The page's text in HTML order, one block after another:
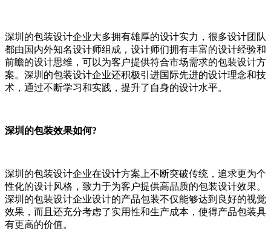
深圳的包装设计企业大多拥有雄厚的设计实力，很多设计团队
都由国内外知名设计师组成，设计师们拥有丰富的设计经验和
前瞻的设计思维，可以为客户提供符合市场需求的包装设计方
案。深圳的包装设计企业还积极引进国际先进的设计理念和技
术，通过不断学习和实践，提升了自身的设计水平。
深圳的包装效果如何?
深圳的包装设计企业在设计方案上不断突破传统，追求更为个
性化的设计风格，致力于为客户提供高品质的包装设计效果。
深圳的包装设计企业设计的产品包装不仅能够达到良好的视觉
效果，而且还充分考虑了实用性和生产成本，使得产品包装具
有更高的价值。